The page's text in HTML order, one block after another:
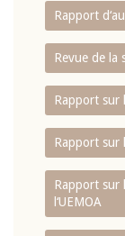
Rapport
Revue de la
Rapport sur
Rapport sur
Rapport sur
l‘UEMOA